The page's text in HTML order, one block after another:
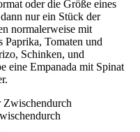
oder die Größe eines
nur ein Stück der
normalerweise mit
Paprika, Tomaten und
Schinken, und
eine Empanada mit Spinat